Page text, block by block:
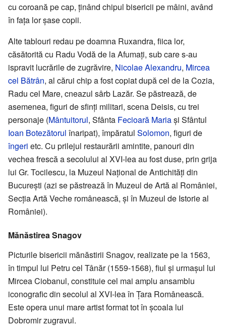
cu coroană pe cap, ținând chipul bisericii pe mâini, având
în fața lor șase copii.
Alte tablouri redau pe doamna Ruxandra, fiica lor,
căsătorită cu Radu Vodă de la Afumați, sub care s-au
ispravit lucrările de zugrăvire, Nicolae Alexandru, Mircea
cel Bătrân, al cărui chip a fost copiat după cel de la Cozia,
Radu cel Mare, cneazul sârb Lazăr. Se păstrează, de
asemenea, figuri de sfinţi militari, scena Deisis, cu trei
personaje (Mântuitorul, Sfânta Fecioară Mariași Sfântul
Ioan Botezătorul înaripat), împăratul Solomon, figuri de
îngeri etc. Cu prilejul restaurării amintite, panouri din
vechea frescă a secolului al XVI-lea au fost duse, prin grija
lui Gr. Tocilescu, la Muzeul Național de Antichități din
București (azi se păstrează în Muzeul de Artă al României,
Secția Artă Veche românească, și în Muzeul de Istorie al
României).
Mănăstirea Snagov
Picturile bisericii mănăstirii Snagov, realizate pe la 1563,
în timpul lui Petru cel Tânăr (1559-1568), fiul și urmașul lui
Mircea Ciobanul, constituie cel mai amplu ansamblu
iconografic din secolul al XVI-lea în Țara Românească.
Este opera unui mare artist format tot în școala lui
Dobromir zugravul.